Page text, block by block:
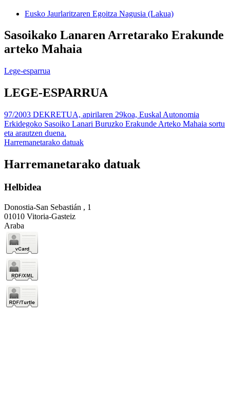
Eusko Jaurlaritzaren Egoitza Nagusia (Lakua)
Sasoikako Lanaren Arretarako Erakunde
arteko Mahaia
Lege-esparrua
LEGE-ESPARRUA
97/2003 DEKRETUA, apirilaren 29koa, Euskal Autonomia
Erkidegoko Sasoiko Lanari Buruzko Erakunde Arteko Mahaia sortu
eta arautzen duena.
Harremanetarako datuak
Harremanetarako datuak
Helbidea
Donostia-San Sebastián , 1
01010 Vitoria-Gasteiz
Araba